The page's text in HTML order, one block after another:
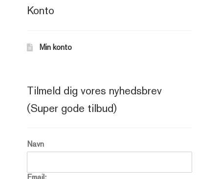
Konto
Min konto
Tilmeld dig vores nyhedsbrev
(Super gode tilbud)
Navn